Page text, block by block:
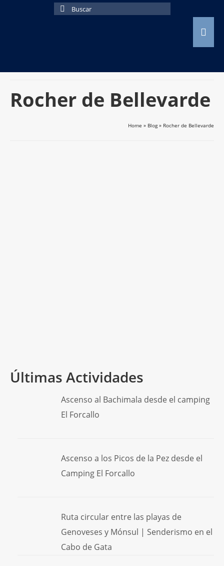
Buscar
Rocher de Bellevarde
Home » Blog » Rocher de Bellevarde
Últimas Actividades
Ascenso al Bachimala desde el camping
El Forcallo
Ascenso a los Picos de la Pez desde el
Camping El Forcallo
Ruta circular entre las playas de
Genoveses y Mónsul | Senderismo en el
Cabo de Gata